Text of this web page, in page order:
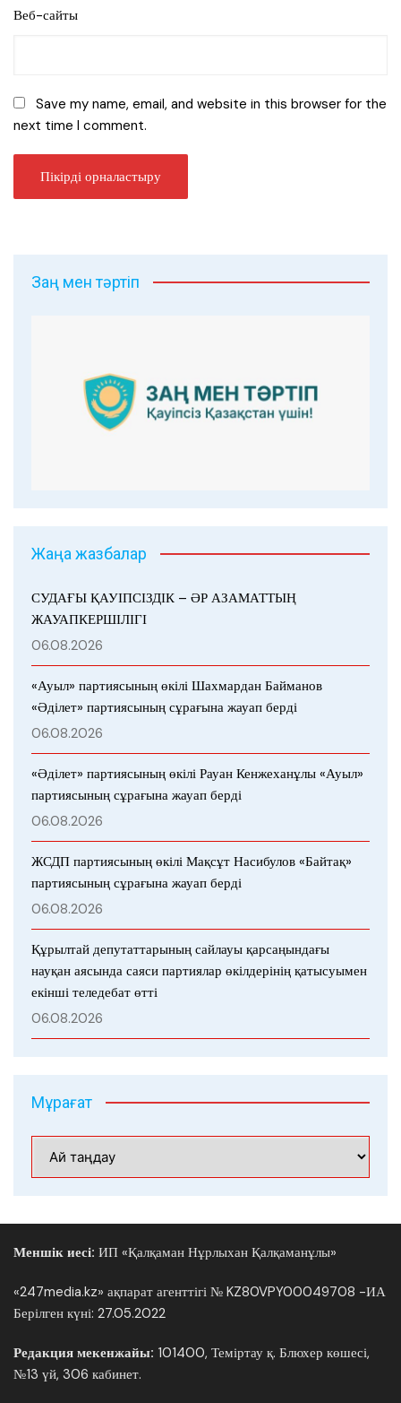
Веб-сайты
Save my name, email, and website in this browser for the
next time I comment.
Заң мен тәртіп
Жаңа жазбалар
СУДАҒЫ ҚАУІПСІЗДІК – ӘР АЗАМАТТЫҢ
ЖАУАПКЕРШІЛІГІ
06.08.2026
«Ауыл» партиясының өкілі Шахмардан Байманов
«Әділет» партиясының сұрағына жауап берді
06.08.2026
«Әділет» партиясының өкілі Рауан Кенжеханұлы «Ауыл»
партиясының сұрағына жауап берді
06.08.2026
ЖСДП партиясының өкілі Мақсұт Насибулов «Байтақ»
партиясының сұрағына жауап берді
06.08.2026
Құрылтай депутаттарының сайлауы қарсаңындағы
науқан аясында саяси партиялар өкілдерінің қатысуымен
екінші теледебат өтті
06.08.2026
Мұрағат
Меншік иесі: ИП «Қалқаман Нұрлыхан Қалқаманұлы»
«247media.kz» ақпарат агенттігі № KZ80VPY00049708 -ИА
Берілген күні: 27.05.2022
Редакция мекенжайы: 101400, Теміртау қ. Блюхер көшесі,
№13 үй, 306 кабинет.